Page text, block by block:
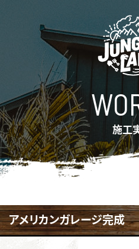
施工
アメリカンガレージ完成